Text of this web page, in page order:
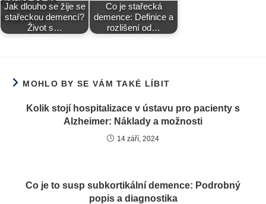
Jak dlouho se žije se
stařeckou demencí?
Život s…
Co je stařecká
demence: Definice a
rozlišení od…
MOHLO BY SE VÁM TAKÉ LÍBIT
Kolik stojí hospitalizace v ústavu pro pacienty s
Alzheimer: Náklady a možnosti
14 září, 2024
Co je to susp subkortikální demence: Podrobný
popis a diagnostika